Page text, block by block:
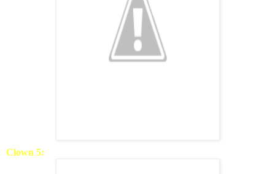
Clown 5: